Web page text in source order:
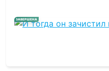
ЗАВЕРШЕНА